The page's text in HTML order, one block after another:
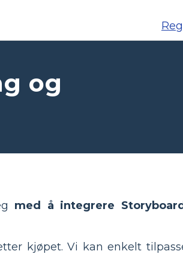
og
med å integrere
kjøpet. Vi kan enkelt